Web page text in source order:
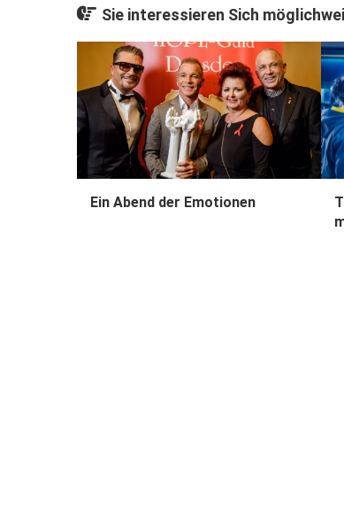
Sie interessieren Sich
Ein Abend der Emotionen